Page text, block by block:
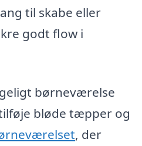
til skabe eller
godt flow i
børneværelse
bløde tæpper og
, der